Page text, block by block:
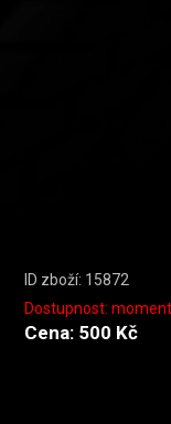
ID zboží: 15872
Dostupnost:
Cena: 500 Kč